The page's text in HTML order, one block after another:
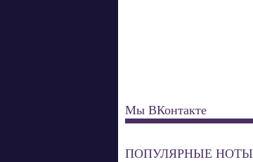
Мы ВКонтакте
ПОПУЛЯРНЫЕ НОТЫ